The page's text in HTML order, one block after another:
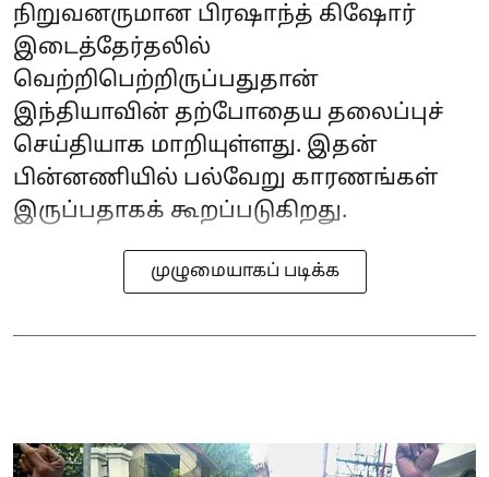
நிறுவனருமான பிரஷாந்த் கிஷோர்
இடைத்தேர்தலில்
வெற்றிபெற்றிருப்பதுதான்
இந்தியாவின் தற்போதைய தலைப்புச்
செய்தியாக மாறியுள்ளது. இதன்
பின்னணியில் பல்வேறு காரணங்கள்
இருப்பதாகக் கூறப்படுகிறது.
முழுமையாகப் படிக்க